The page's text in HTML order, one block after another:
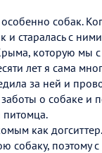
собак.
старалась с
которую мы
лет я сама
за ней и
о собаке и
питомца.
как
собаку, поэтому с